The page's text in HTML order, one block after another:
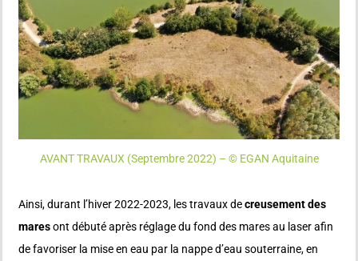
AVANT TRAVAUX (Septembre 2022) – © EGAN Aquitaine
Ainsi, durant l’hiver 2022-2023, les travaux decreusement des
maresont débuté après réglage du fond des mares au laser afin
de favoriser la mise en eau par la nappe d’eau souterraine, en